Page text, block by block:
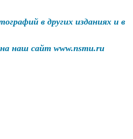
в других изданиях и в
наш сайт www.nsmu.ru